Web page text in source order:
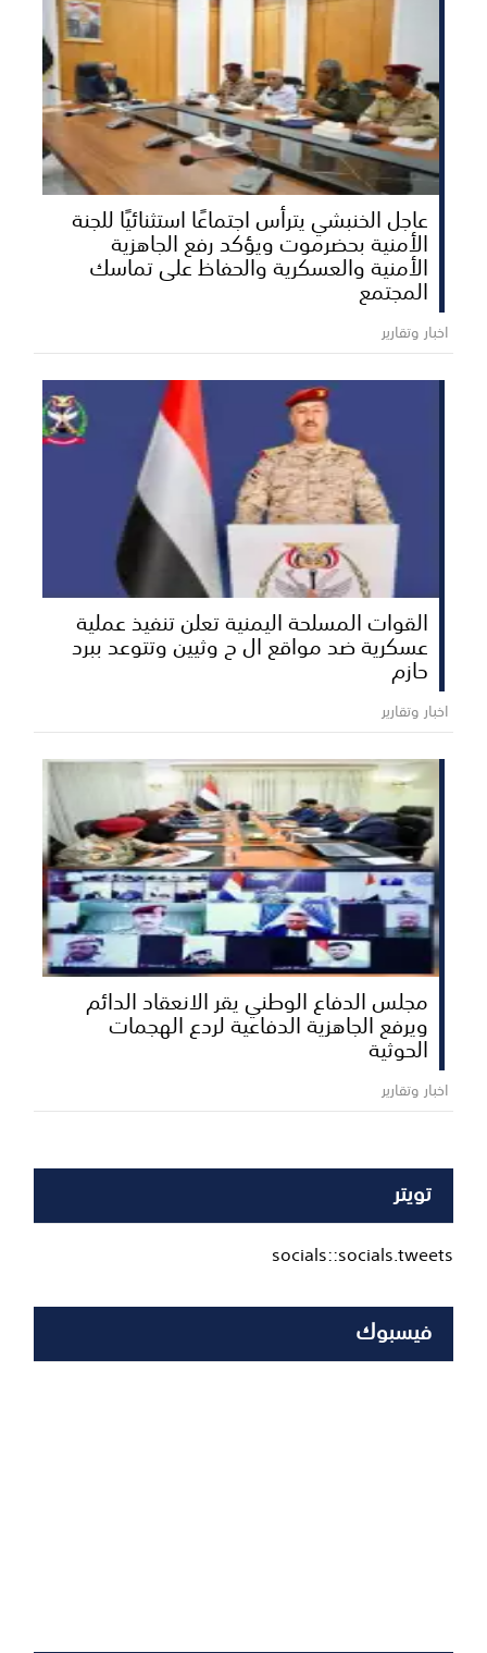
عاجل الخنبشي يترأس اجتماعًا استثنائيًا للجنة
الأمنية بحضرموت ويؤكد رفع الجاهزية
الأمنية والعسكرية والحفاظ على تماسك
المجتمع
اخبار وتقارير
القوات المسلحة اليمنية تعلن تنفيذ عملية
عسكرية ضد مواقع ال ح وثيين وتتوعد ببرد
حازم
اخبار وتقارير
مجلس الدفاع الوطني يقر الانعقاد الدائم
ويرفع الجاهزية الدفاعية لردع الهجمات
الحوثية
اخبار وتقارير
تويتر
socials::socials.tweets
فيسبوك